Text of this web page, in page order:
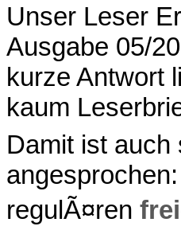
Unser Leser
Ausgabe 05/
kurze Antwort
kaum
Damit ist
regulÃ¤ren